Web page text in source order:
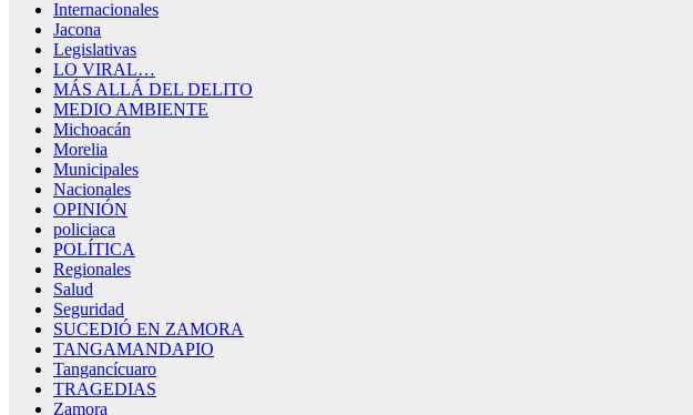
Internacionales
Jacona
Legislativas
LO VIRAL…
MÁS ALLÁ DEL DELITO
MEDIO AMBIENTE
Michoacán
Morelia
Municipales
Nacionales
OPINIÓN
policiaca
POLÍTICA
Regionales
Salud
Seguridad
SUCEDIÓ EN ZAMORA
TANGAMANDAPIO
Tangancícuaro
TRAGEDIAS
Zamora